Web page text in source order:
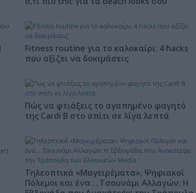
Fitness routine για το καλοκαίρι: 4 hacks
που αξίζει να δοκιμάσεις
Πώς να φτιάξεις το αγαπημένο φαγητό
της Cardi B στο σπίτι σε λίγα λεπτά
Τηλεοπτικά «Μαγειρέματα», Ψηφιακοί
Πόλεμοι και ένα… Τσουνάμι Αλλαγών: Η